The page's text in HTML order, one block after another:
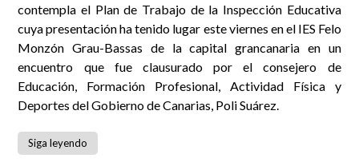
contempla el Plan de Trabajo de la Inspección Educativa
cuya presentación ha tenido lugar este viernes en el IES Felo
Monzón Grau-Bassas de la capital grancanaria en un
encuentro que fue clausurado por el consejero de
Educación, Formación Profesional, Actividad Física y
Deportes del Gobierno de Canarias, Poli Suárez.
Siga leyendo